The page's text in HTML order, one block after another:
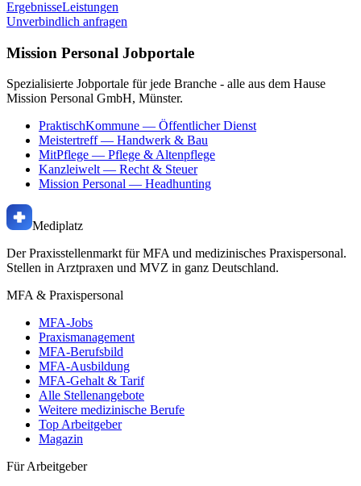
ErgebnisseLeistungen
Unverbindlich anfragen
Mission Personal Jobportale
Spezialisierte Jobportale für jede Branche - alle aus dem Hause
Mission Personal GmbH, Münster.
PraktischKommune — Öffentlicher Dienst
Meistertreff— Handwerk & Bau
MitPflege — Pflege & Altenpflege
Kanzleiwelt — Recht & Steuer
Mission Personal — Headhunting
Mediplatz
Der Praxisstellenmarkt für MFA und medizinisches Praxispersonal.
Stellen in Arztpraxen und MVZ in ganz Deutschland.
MFA & Praxispersonal
MFA-Jobs
Praxismanagement
MFA-Berufsbild
MFA-Ausbildung
MFA-Gehalt & Tarif
Alle Stellenangebote
Weitere medizinische Berufe
Top Arbeitgeber
Magazin
Für Arbeitgeber